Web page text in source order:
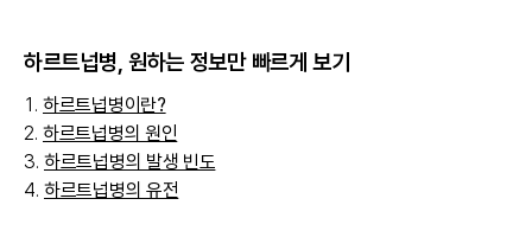
하르트넙병, 원하는 정보만 빠르게 보기
하르트넙병이란?
하르트넙병의 원인
하르트넙병의 발생 빈도
하르트넙병의 유전